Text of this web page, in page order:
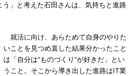
う」と考えた石田さんは、気持ちと進路
就活に向け、あらためて自身のやりた
いことを見つめ直した結果分かったこと
は「自分は“ものづくり”が好きだ」とい
うこと。そこから導き出した進路はIT業